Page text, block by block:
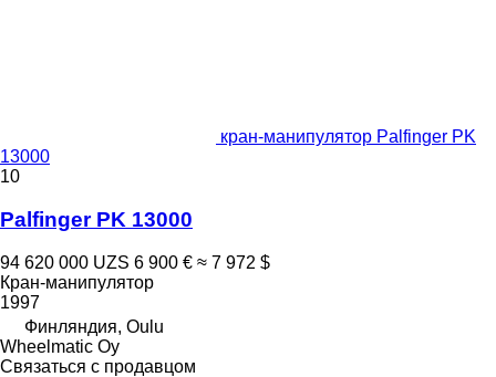
кран-манипулятор Palfinger PK
13000
10
Palfinger PK 13000
94 620 000 UZS 6 900 € ≈ 7 972 $
Кран-манипулятор
1997
Финляндия, Oulu
Wheelmatic Oy
Связаться с продавцом